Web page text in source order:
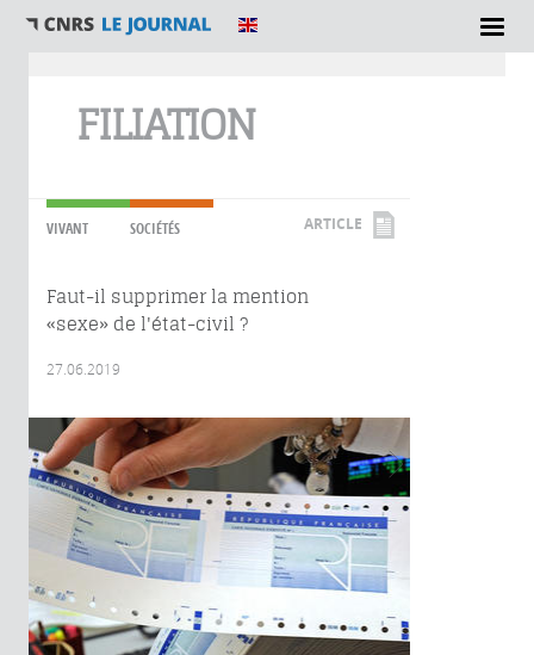
FILIATION
VIVANT SOCIÉTÉS ARTICLE
Faut-il supprimer la mention
«sexe» de l'état-civil ?
27.06.2019